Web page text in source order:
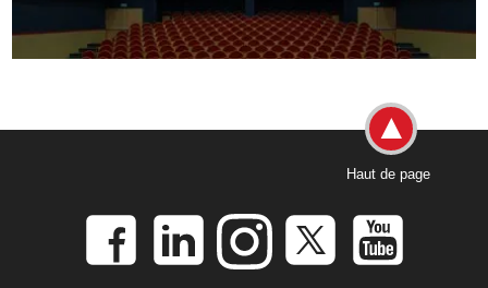
Haut de page